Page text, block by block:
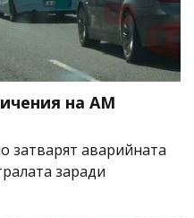
на АМ
затварят аварийната
заради